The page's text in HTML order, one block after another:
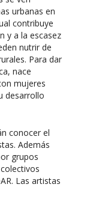
urbanas en
contribuye
y a la escasez
nutrir de
Para dar
nace
mujeres
desarrollo
conocer el
Además
grupos
Las artistas